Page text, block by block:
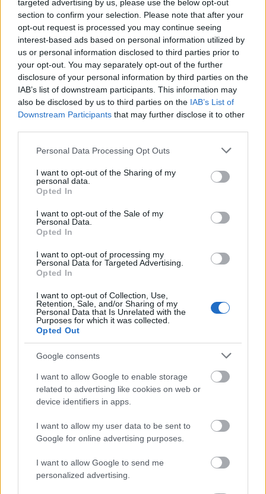
targeted advertising by us, please use the below opt-out
section to confirm your selection. Please note that after your
opt-out request is processed you may continue seeing
interest-based ads based on personal information utilized by
us or personal information disclosed to third parties prior to
your opt-out. You may separately opt-out of the further
disclosure of your personal information by third parties on the
IAB’s list of downstream participants. This information may
also be disclosed by us to third parties on the IAB’s List of
Downstream Participants that may further disclose it to other
Please note that this website/app uses one or more Google
not limited to your visit or usage behaviour. You may click to
grant or deny consent to Google and its third-party tags to
use your data for below specified purposes in below Google
consent section.
Personal Data Processing Opt Outs
I want to opt-out of the Sharing of my
personal data.
Opted In
I want to opt-out of the Sale of my
Personal Data.
Opted In
I want to opt-out of processing my
Personal Data for Targeted Advertising.
Opted In
I want to opt-out of Collection, Use,
Retention, Sale, and/or Sharing of my
Personal Data that Is Unrelated with the
Purposes for which it was collected.
Opted Out
Google consents
I want to allow Google to enable storage
related to advertising like cookies on web or
device identifiers in apps.
I want to allow my user data to be sent to
Google for online advertising purposes.
I want to allow Google to send me
personalized advertising.
G-FOOD
Fitos-Dombai Laura megosztja a
legfinomabb aranygaluska receptjét
G-FOOD
egzotikus smoothie